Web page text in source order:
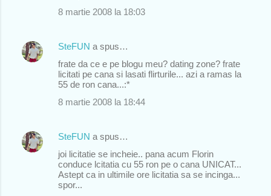
8 martie 2008 la 18:03
SteFUN a spus…
frate da ce e pe blogu meu? dating zone? frate
licitati pe cana si lasati flirturile... azi a ramas la
55 de ron cana...:*
8 martie 2008 la 18:44
SteFUN a spus…
joi licitatie se incheie.. pana acum Florin
conduce lcitatia cu 55 ron pe o cana UNICAT...
Astept ca in ultimile ore licitatia sa se incinga...
spor...